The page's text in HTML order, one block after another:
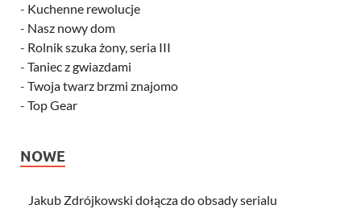
- Kuchenne rewolucje
- Nasz nowy dom
- Rolnik szuka żony, seria III
- Taniec z gwiazdami
- Twoja twarz brzmi znajomo
- Top Gear
NOWE
Jakub Zdrójkowski dołącza do obsady serialu